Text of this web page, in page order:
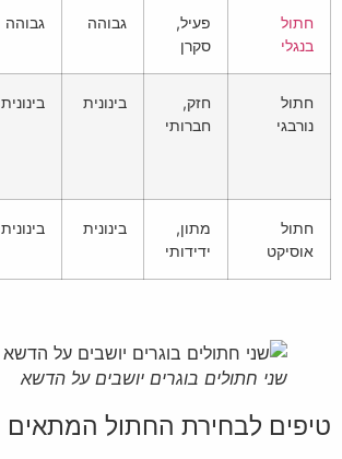
חתול
בנגלי
פעיל,
סקרן
גבוהה גבוהה
חתול
נורבגי
חזק,
חברותי
בינונית בינונית
חתול
אוסיקט
מתון,
ידידותי
בינונית בינונית
שני חתולים בוגרים יושבים על הדשא
טיפים לבחירת החתול המתאים